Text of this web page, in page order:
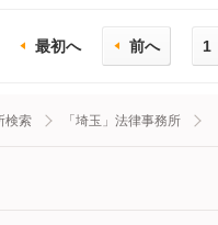
最初へ 前へ 1
検索 「埼玉」法律事務所